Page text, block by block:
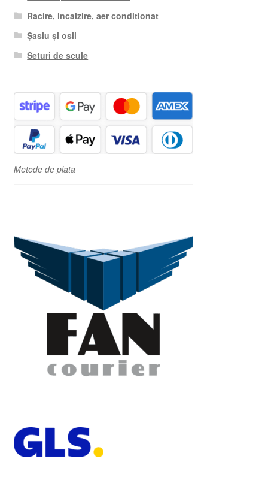
Racire, incalzire, aer conditionat
Șasiu și osii
Seturi de scule
Metode de plata